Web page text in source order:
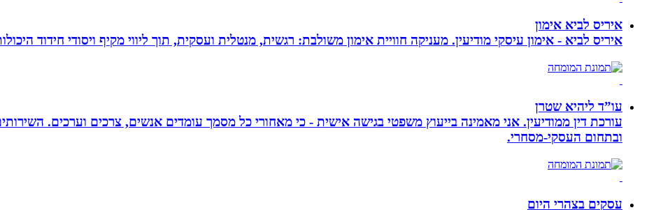
איריס לביא אימון
איריס לביא - אימון עיסקי מודיעין. מעניקה חוויית אימון משולבת: רגשית, מנטלית ועסקית, תוך ליווי מקיף ויסודי חידוד
עו”ד ליהיא שטרן
עורכת דין ממודיעין. אני מאמינה בייעוץ משפטי בגישה אישית - כי מאחורי כל מסמך עומדים אנשים, צרכים וערכים.
ובתחום העסקי-מסחרי.
עסקים בצהרי היום